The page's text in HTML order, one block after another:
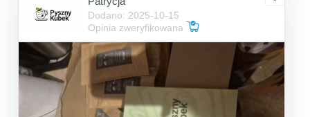
Dodano: 2025-10-15
Opinia zweryfikowana